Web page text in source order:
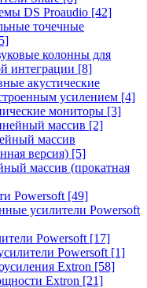
DS Proaudio [42]
точечные
колонны для
интеграции [8]
акустические
усилением [4]
мониторы [3]
массив [2]
массив
версия) [5]
массив (прокатная
Powersoft [49]
усилители Powersoft
Powersoft [17]
Powersoft [1]
Extron [58]
Extron [21]